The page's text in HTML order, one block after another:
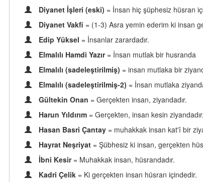
Diyanet İşleri (eski) = İnsan hiç şüphesiz hüsran
Diyanet Vakfi = (1-3) Asra yemin ederim ki insan
Edip Yüksel = İnsanlar zarardadır.
Elmalılı Hamdi Yazır = İnsan mutlak bir husranda
Elmalılı (sadeleştirilmiş) = insan mutlaka bir
Elmalılı (sadeleştirilmiş-2) = İnsan mutlaka
Gültekin Onan = Gerçekten insan, ziyandadır.
Harun Yıldırım = Gerçekten, insan kesin ziyandadır.
Hasan Basri Çantay = muhakkak insan kat'î bir
Hayrat Neşriyat = Şübhesiz ki insan, gerçekten
İbni Kesir = Muhakkak insan, hüsrandadır.
Kadri Çelik = Ki gerçekten insan hüsran içindedir.